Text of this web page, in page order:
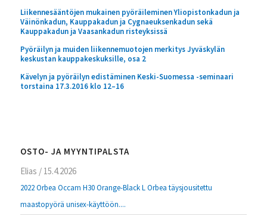
Liikennesääntöjen mukainen pyöräileminen Yliopistonkadun ja
Väinönkadun, Kauppakadun ja Cygnaeuksenkadun sekä
Kauppakadun ja Vaasankadun risteyksissä
Pyöräilyn ja muiden liikennemuotojen merkitys Jyväskylän
keskustan kauppakeskuksille, osa 2
Kävelyn ja pyöräilyn edistäminen Keski-Suomessa -seminaari
torstaina 17.3.2016 klo 12–16
OSTO- JA MYYNTIPALSTA
Elias / 15.4.2026
2022 Orbea Occam H30 Orange-Black L Orbea täysjousitettu
maastopyörä unisex-käyttöön....